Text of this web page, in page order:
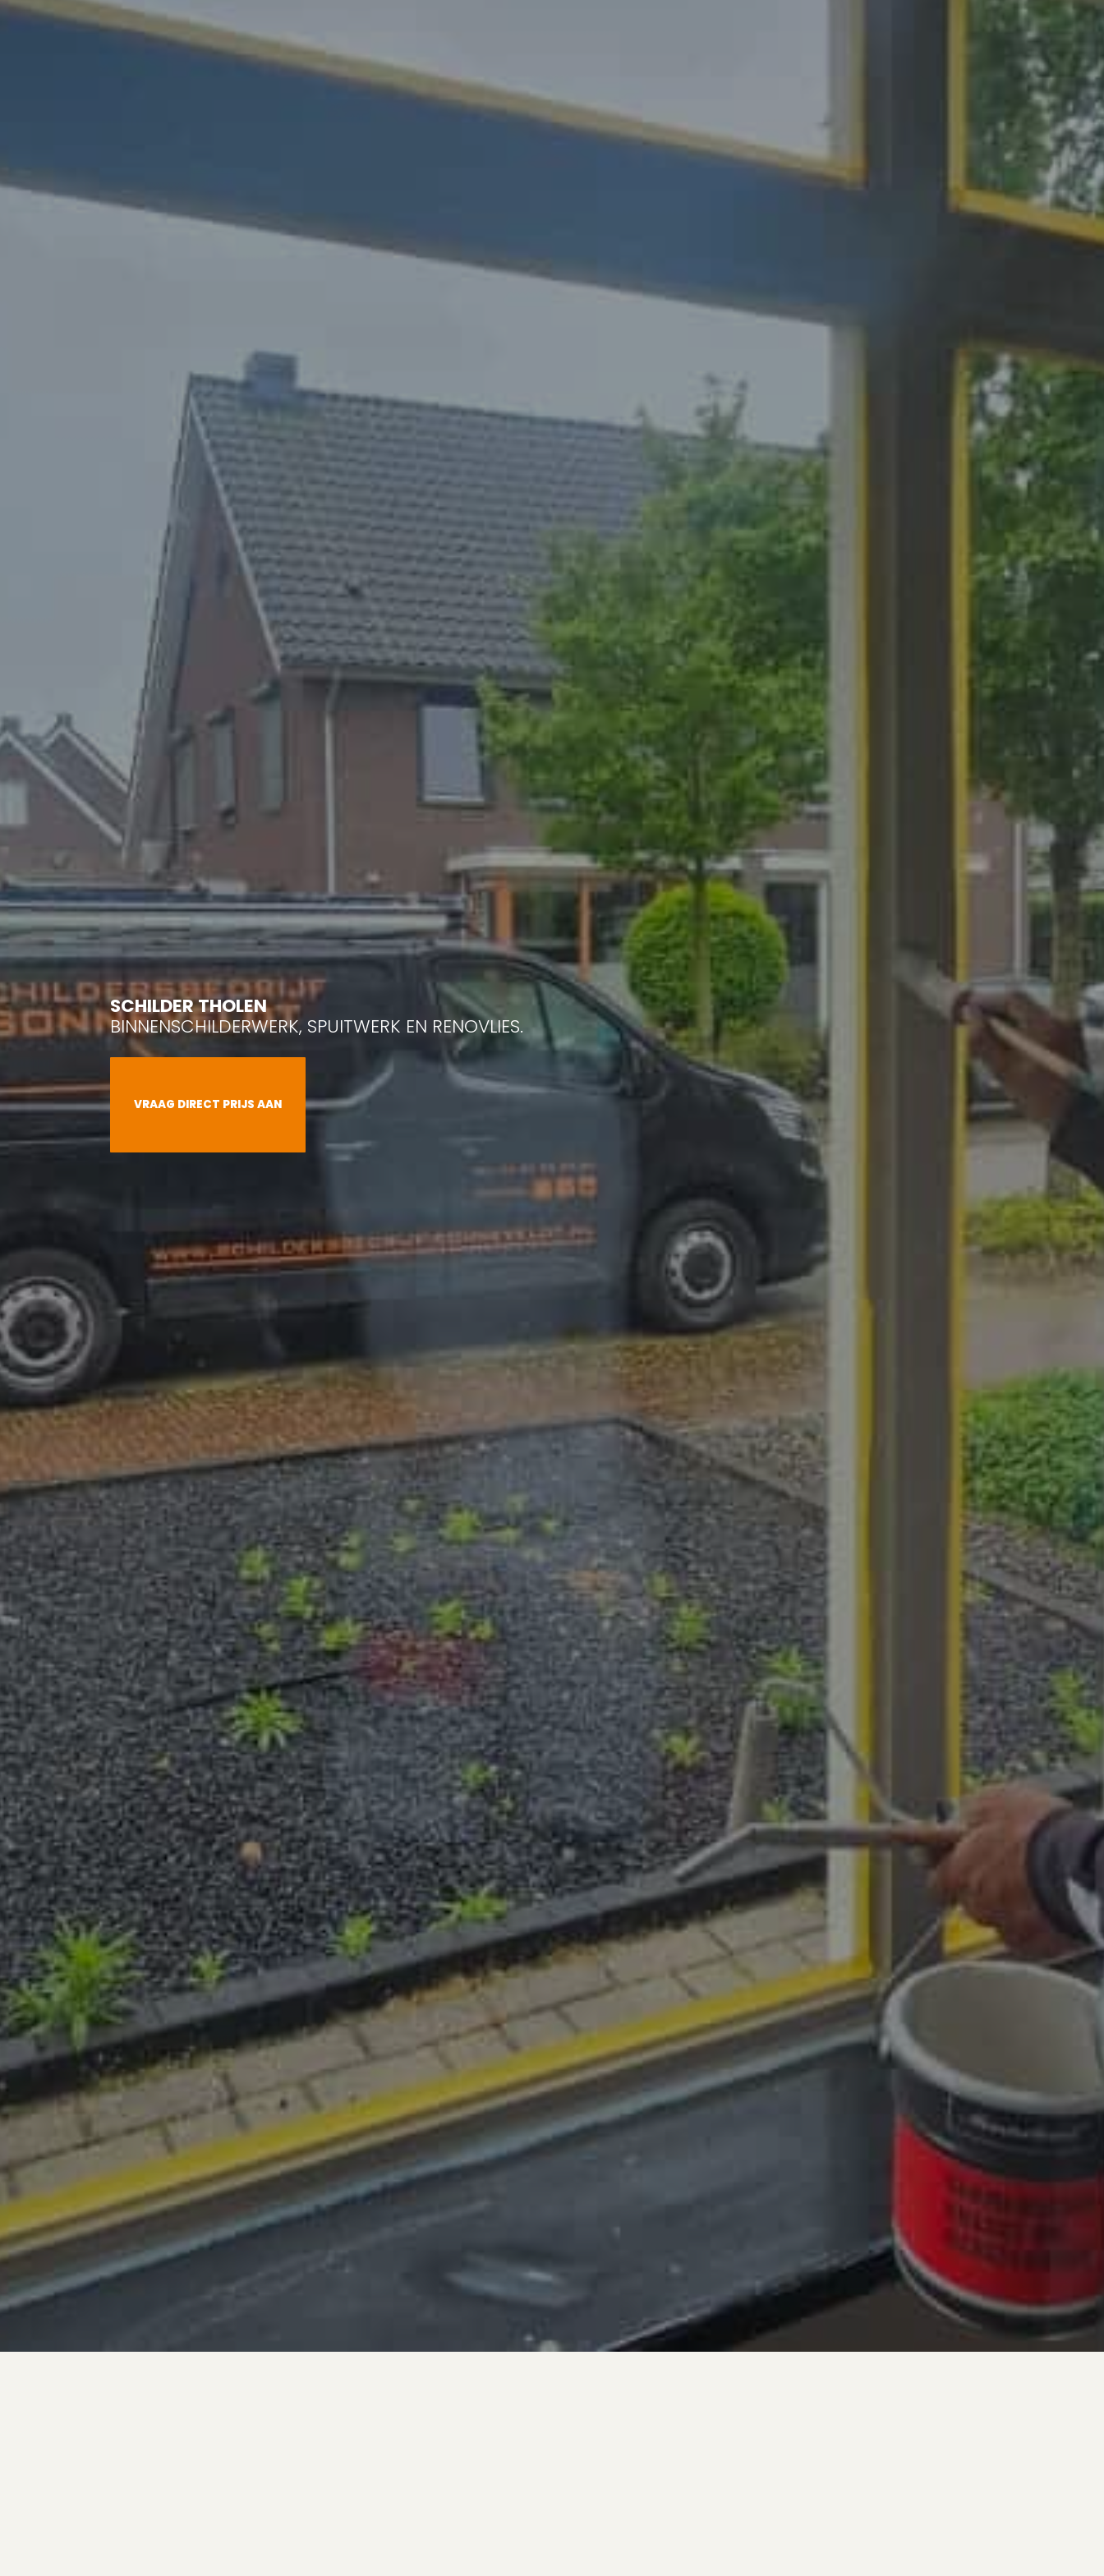
SCHILDER THOLEN
BINNENSCHILDERWERK, SPUITWERK EN RENOVLIES.
VRAAG DIRECT PRIJS AAN